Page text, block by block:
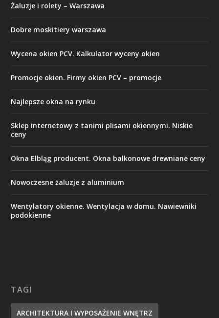
Żaluzje i rolety – Warszawa
Dobre moskitiery warszawa
Wycena okien PCV. Kalkulator wyceny okien
Promocje okien. Firmy okien PCV – promocje
Najlepsze okna na rynku
Sklep internetowy z tanimi plisami okiennymi. Niskie
ceny
Okna Elbląg producent. Okna balkonowe drewniane ceny
Nowoczesne żaluzje z aluminium
Wentylatory okienne. Wentylacja w domu. Nawiewniki
podokienne
TAGI
ARCHITEKTURA I WYPOSAŻENIE WNĘTRZ